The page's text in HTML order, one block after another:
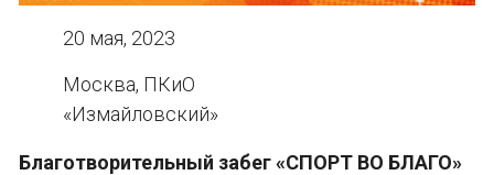
20 мая, 2023
Москва, ПКиО
«Измайловский»
Благотворительный забег «СПОРТ ВО БЛАГО»